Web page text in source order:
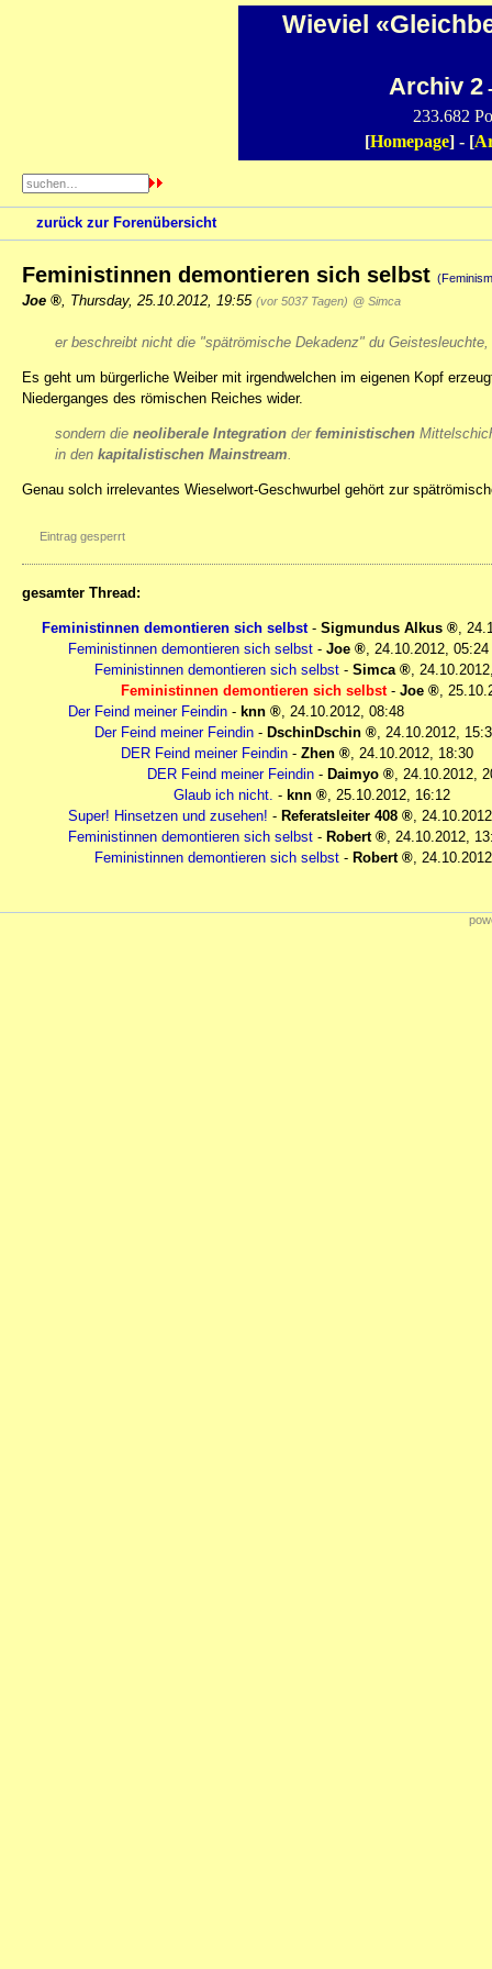
Wieviel
Archiv 2
233.682
[Homepage] - [
zurück zur Forenübersicht
Feministinnen demontieren sich selbst
Joe Thursday, 25.10.2012, 19:55 (vor 5037 Tagen) @ Simca
er beschreibt nicht die "spätrömische Dekadenz" du Geistesleuchte,
Es geht um bürgerliche Weiber mit irgendwelchen im eigenen Kopf
Niederganges des römischen Reiches wider.
sondern die neoliberale Integration der feministischen
in den kapitalistischen Mainstream.
Genau solch irrelevantes Wieselwort-Geschwurbel gehört zur
Eintrag gesperrt
gesamter Thread:
Feministinnen demontieren sich selbst- Sigmundus Alkus ,
Feministinnen demontieren sich selbst - Joe , 24.10.2012, 05:24
Feministinnen demontieren sich selbst - Simca ,
Feministinnen demontieren sich selbst- Joe ,
Der Feind meiner Feindin - knn , 24.10.2012, 08:48
Der Feind meiner Feindin - DschinDschin , 24.10.2012,
DER Feind meiner Feindin - Zhen , 24.10.2012, 18:30
DER Feind meiner Feindin - Daimyo , 24.10.2012,
Glaub ich nicht. - knn , 25.10.2012, 16:12
Super! Hinsetzen und zusehen! - Referatsleiter 408 ,
Feministinnen demontieren sich selbst - Robert , 24.10.2012,
Feministinnen demontieren sich selbst - Robert ,